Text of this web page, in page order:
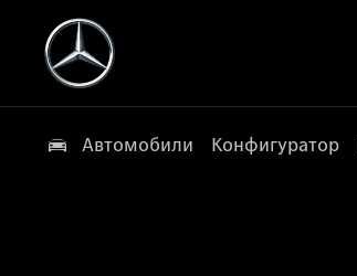
Автомобили Конфигуратор